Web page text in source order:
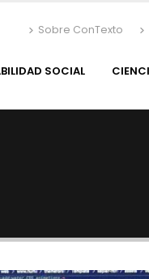
Sobre ConTexto
SOCIAL